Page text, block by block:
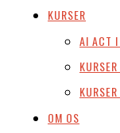
KURSER
AI ACT
OM OS